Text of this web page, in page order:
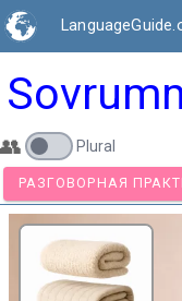
👥 Plural
РАЗГОВОРНАЯ